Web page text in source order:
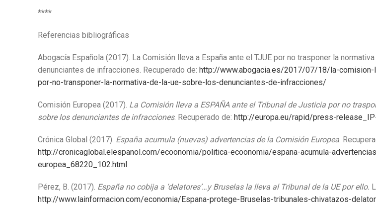
****
Referencias bibliográficas
Abogacía Española (2017). La Comisión lleva a España ante el TJUE por no trasponer la
denunciantes de infracciones. Recuperado de: http://www.abogacia.es/2017/07/18/la-comision-
por-no-transponer-la-normativa-de-la-ue-sobre-los-denunciantes-de-infracciones/
Comisión Europea (2017). La Comisión lleva a ESPAÑA ante el Tribunal de Justicia por no
sobre los denunciantes de infracciones. Recuperado de: http://europa.eu/rapid/press-
Crónica Global (2017). España acumula (nuevas) advertencias de la Comisión Europea .
http://cronicaglobal.elespanol.com/ecoonomia/politica-ecoonomia/espana-acumula-
europea_68220_102.html
Pérez, B. (2017). España no cobija a ‘delatores’…y Bruselas la lleva al Tribunal de la UE por ello.
http://www.lainformacion.com/economia/Espana-protege-Bruselas-tribunales-chivatazos-